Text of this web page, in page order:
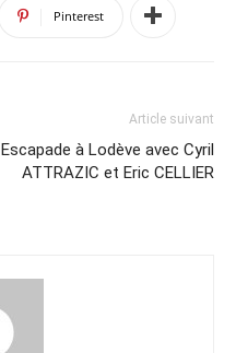
Pinterest
Article suivant
Escapade à Lodève avec Cyril
ATTRAZIC et Eric CELLIER